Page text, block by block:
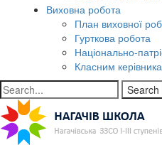
Виховна робота
План виховної
Гурткова робота
Національно-
Класним
Search